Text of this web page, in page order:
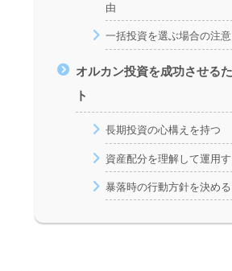
由
一括投資を選ぶ場合の注
オルカン投資を成功させる
ト
長期投資の心構えを持つ
資産配分を理解して運用
暴落時の行動方針を決める